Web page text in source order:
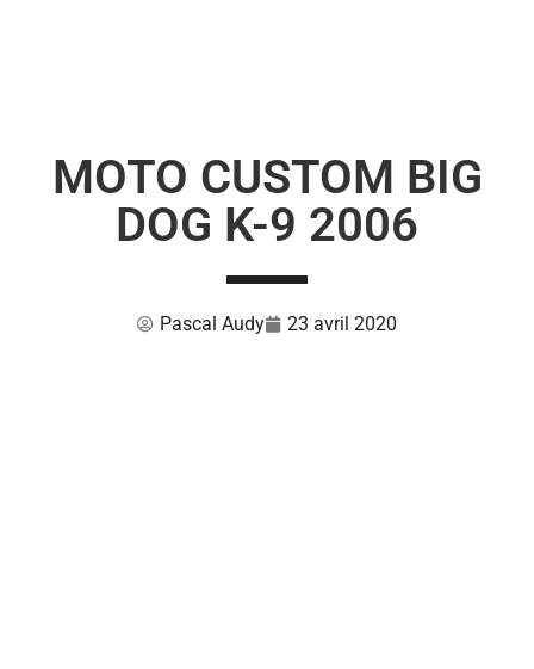
MOTO CUSTOM BIG
DOG K-9 2006
Pascal Audy 23 avril 2020